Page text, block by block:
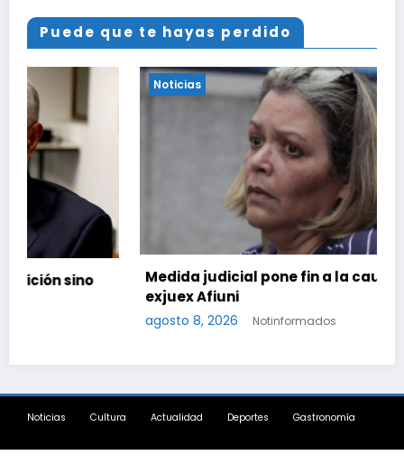
Puede que te hayas perdido
Noticias
Medida judicial pone fin a la causa contra la
Notinformados
Noticias Cultura Actualidad Deportes Gastronomía